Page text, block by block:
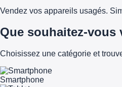
Vendez vos appareils usagés.
Que souhaitez-vous
Choisissez une catégorie et
Smartphone